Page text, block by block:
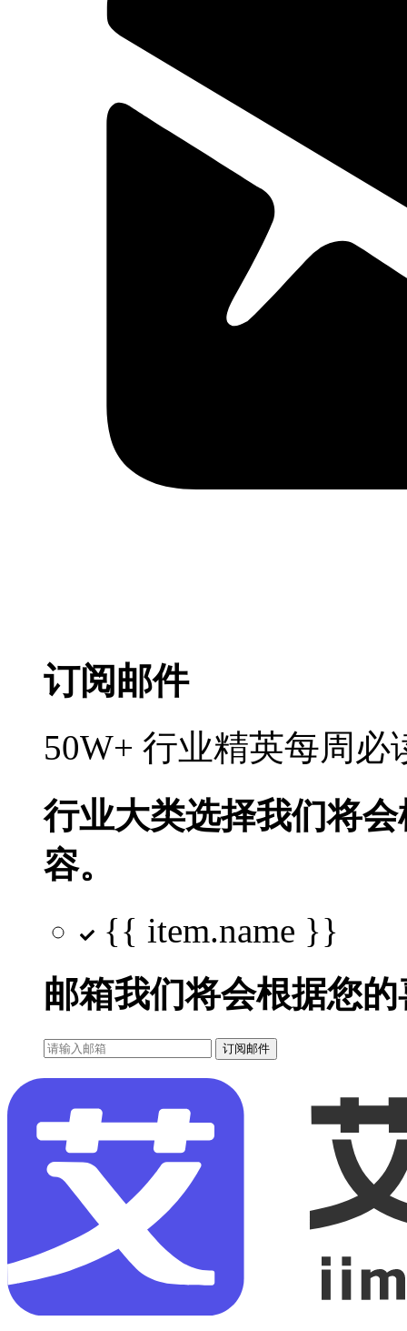
订阅邮件
50W+ 行业精英每周
行业大类选择我们将
容。
{{ item.name }}
邮箱我们将会根据您
订阅邮件